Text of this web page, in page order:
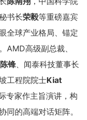
书长荣毅等重磅嘉宾
全球产业格局、锚定
AMD高级副总裁、
陈锋、闻泰科技董事长
工程院院士Kiat
专家作主旨演讲，构
同的高端对话矩阵。